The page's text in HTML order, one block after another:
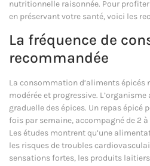
nutritionnelle raisonnée. Pour
en préservant votre santé, voici les
La fréquence de
recommandée
La consommation d’aliments épicés
modérée et progressive.
graduelle des épices. Un repas épicé
fois par semaine, accompagné de 2
Les études montrent qu’une
les risques de troubles
sensations fortes, les produits